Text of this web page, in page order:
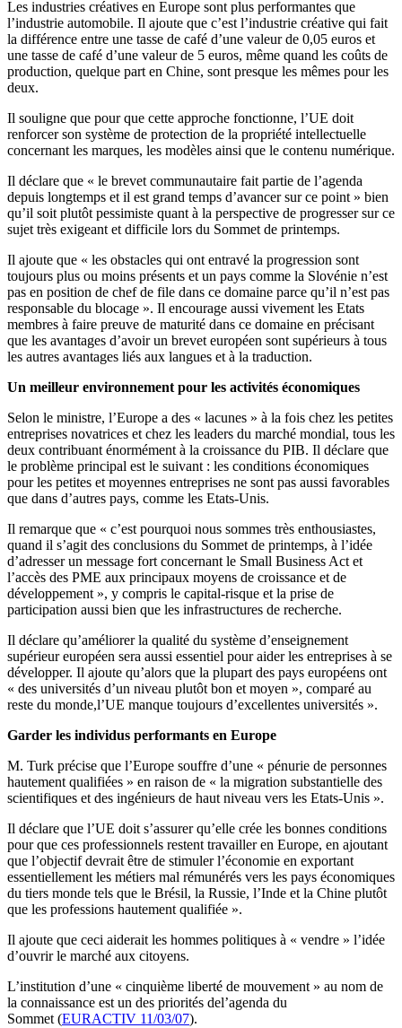
Les industries créatives en Europe sont plus performantes que
l’industrie automobile. Il ajoute que c’est l’industrie créative qui fait
la différence entre une tasse de café d’une valeur de 0,05 euros et
une tasse de café d’une valeur de 5 euros, même quand les coûts de
production, quelque part en Chine, sont presque les mêmes pour les
deux.
Il souligne que pour que cette approche fonctionne, l’UE doit
renforcer son système de protection de la propriété intellectuelle
concernant les marques, les modèles ainsi que le contenu numérique.
Il déclare que « le brevet communautaire fait partie de l’agenda
depuis longtemps et il est grand temps d’avancer sur ce point » bien
qu’il soit plutôt pessimiste quant à la perspective de progresser sur ce
sujet très exigeant et difficile lors du Sommet de printemps.
Il ajoute que « les obstacles qui ont entravé la progression sont
toujours plus ou moins présents et un pays comme la Slovénie n’est
pas en position de chef de file dans ce domaine parce qu’il n’est pas
responsable du blocage ». Il encourage aussi vivement les Etats
membres à faire preuve de maturité dans ce domaine en précisant
que les avantages d’avoir un brevet européen sont supérieurs à tous
les autres avantages liés aux langues et à la traduction.
Un meilleur environnement pour les activités économiques
Selon le ministre, l’Europe a des « lacunes » à la fois chez les petites
entreprises novatrices et chez les leaders du marché mondial, tous les
deux contribuant énormément à la croissance du PIB. Il déclare que
le problème principal est le suivant : les conditions économiques
pour les petites et moyennes entreprises ne sont pas aussi favorables
que dans d’autres pays, comme les Etats-Unis.
Il remarque que « c’est pourquoi nous sommes très enthousiastes,
quand il s’agit des conclusions du Sommet de printemps, à l’idée
d’adresser un message fort concernant le Small Business Act et
l’accès des PME aux principaux moyens de croissance et de
développement », y compris le capital-risque et la prise de
participation aussi bien que les infrastructures de recherche.
Il déclare qu’améliorer la qualité du système d’enseignement
supérieur européen sera aussi essentiel pour aider les entreprises à se
développer. Il ajoute qu’alors que la plupart des pays européens ont
« des universités d’un niveau plutôt bon et moyen », comparé au
reste du monde,l’UE manque toujours d’excellentes universités ».
Garder les individus performants en Europe
M. Turk précise que l’Europe souffre d’une « pénurie de personnes
hautement qualifiées » en raison de « la migration substantielle des
scientifiques et des ingénieurs de haut niveau vers les Etats-Unis ».
Il déclare que l’UE doit s’assurer qu’elle crée les bonnes conditions
pour que ces professionnels restent travailler en Europe, en ajoutant
que l’objectif devrait être de stimuler l’économie en exportant
essentiellement les métiers mal rémunérés vers les pays économiques
du tiers monde tels que le Brésil, la Russie, l’Inde et la Chine plutôt
que les professions hautement qualifiée ».
Il ajoute que ceci aiderait les hommes politiques à « vendre » l’idée
d’ouvrir le marché aux citoyens.
L’institution d’une « cinquième liberté de mouvement » au nom de
la connaissance est un des priorités del’agenda du
Sommet (EURACTIV 11/03/07).